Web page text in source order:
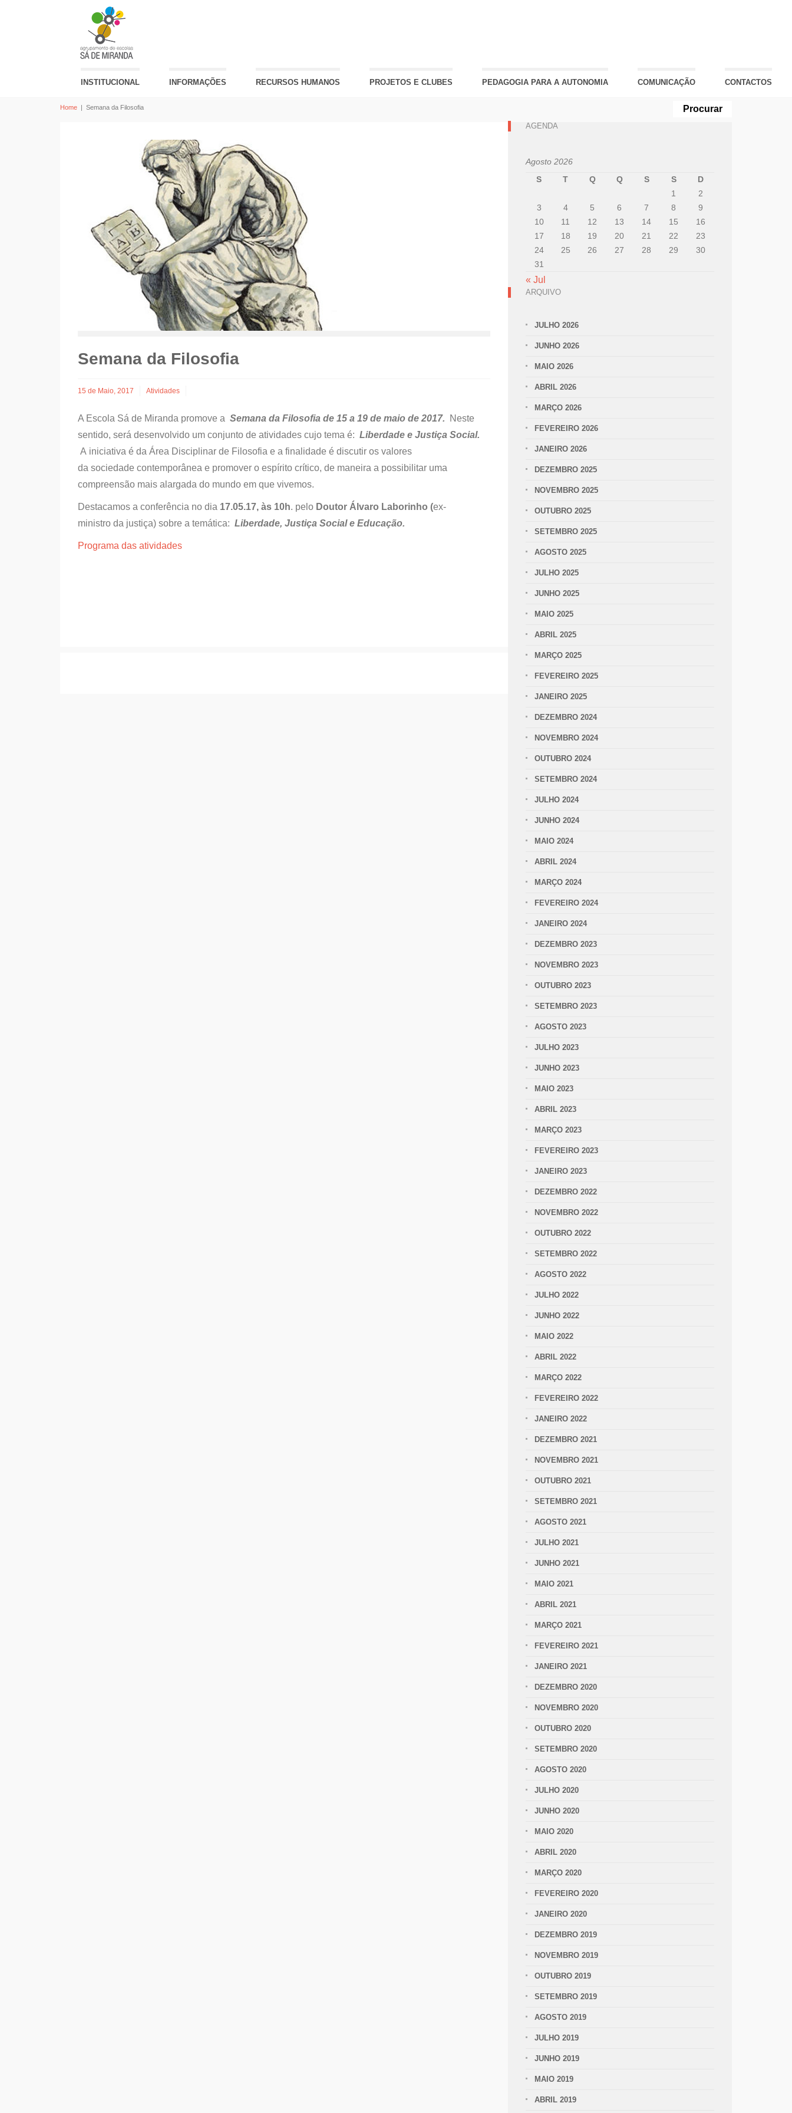
INSTITUCIONAL INFORMAÇÕES RECURSOS HUMANOS PROJETOS E CLUBES PEDAGOGIA PARA A AUTONOMIA COMUNICAÇÃO CONTACTOS
Home | Semana da Filosofia
Semana da Filosofia
15 de Maio, 2017 Atividades
A Escola Sá de Miranda promove a Semana da Filosofia de 15 a 19 de maio de 2017.
Neste
sentido, será desenvolvido um conjunto de atividades cujo tema é: Liberdade e Justiça Social.
A iniciativa é da Área Disciplinar de Filosofia e a finalidade é discutir os valores
da sociedade contemporânea e promover o espírito crítico, de maneira a possibilitar uma
compreensão mais alargada do mundo em que vivemos.
Destacamos a conferência no dia 17.05.17, às 10h. pelo Doutor Álvaro Laborinho (ex-
ministro da justiça) sobre a temática: Liberdade, Justiça Social e Educação.
Programa das atividades
AGENDA
Agosto 2026
S
T Q Q S S
D
1
2
3
4 5 6 7 8
9
10
11 12 13 14 15
16
17
18 19 20 21 22
23
24
25 26 27 28 29
30
31
« Jul
ARQUIVO
JULHO 2026
JUNHO 2026
MAIO 2026
ABRIL 2026
MARÇO 2026
FEVEREIRO 2026
JANEIRO 2026
DEZEMBRO 2025
NOVEMBRO 2025
OUTUBRO 2025
SETEMBRO 2025
AGOSTO 2025
JULHO 2025
JUNHO 2025
MAIO 2025
ABRIL 2025
MARÇO 2025
FEVEREIRO 2025
JANEIRO 2025
DEZEMBRO 2024
NOVEMBRO 2024
OUTUBRO 2024
SETEMBRO 2024
JULHO 2024
JUNHO 2024
MAIO 2024
ABRIL 2024
MARÇO 2024
FEVEREIRO 2024
JANEIRO 2024
DEZEMBRO 2023
NOVEMBRO 2023
OUTUBRO 2023
SETEMBRO 2023
AGOSTO 2023
JULHO 2023
JUNHO 2023
MAIO 2023
ABRIL 2023
MARÇO 2023
FEVEREIRO 2023
JANEIRO 2023
DEZEMBRO 2022
NOVEMBRO 2022
OUTUBRO 2022
SETEMBRO 2022
AGOSTO 2022
JULHO 2022
JUNHO 2022
MAIO 2022
ABRIL 2022
MARÇO 2022
FEVEREIRO 2022
JANEIRO 2022
DEZEMBRO 2021
NOVEMBRO 2021
OUTUBRO 2021
SETEMBRO 2021
AGOSTO 2021
JULHO 2021
JUNHO 2021
MAIO 2021
ABRIL 2021
MARÇO 2021
FEVEREIRO 2021
JANEIRO 2021
DEZEMBRO 2020
NOVEMBRO 2020
OUTUBRO 2020
SETEMBRO 2020
AGOSTO 2020
JULHO 2020
JUNHO 2020
MAIO 2020
ABRIL 2020
MARÇO 2020
FEVEREIRO 2020
JANEIRO 2020
DEZEMBRO 2019
NOVEMBRO 2019
OUTUBRO 2019
SETEMBRO 2019
AGOSTO 2019
JULHO 2019
JUNHO 2019
MAIO 2019
ABRIL 2019